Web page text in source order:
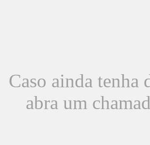
Caso ainda tenha
abra um